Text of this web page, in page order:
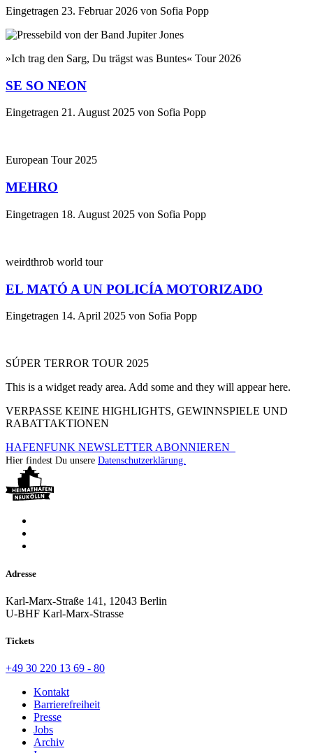
Eingetragen 23. Februar 2026 von Sofia Popp
»Ich trag den Sarg, Du trägst was Buntes« Tour 2026
SE SO NEON
Eingetragen 21. August 2025 von Sofia Popp
European Tour 2025
MEHRO
Eingetragen 18. August 2025 von Sofia Popp
weirdthrob world tour
EL MATÓ A UN POLICÍA MOTORIZADO
Eingetragen 14. April 2025 von Sofia Popp
SÚPER TERROR TOUR 2025
This is a widget ready area. Add some and they will appear here.
VERPASSE KEINE HIGHLIGHTS, GEWINNSPIELE UND
RABATTAKTIONEN
HAFENFUNK NEWSLETTER ABONNIEREN
Hier findest Du unsere Datenschutzerklärung.
Adresse
Karl-Marx-Straße 141, 12043 Berlin
U-BHF Karl-Marx-Strasse
Tickets
+49 30 220 13 69 - 80
Kontakt
Barrierefreiheit
Presse
Jobs
Archiv